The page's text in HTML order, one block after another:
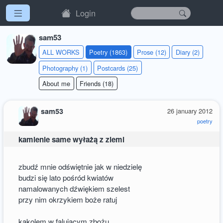
Login
sam53
ALL WORKS Poetry (1863) Prose (12)
Diary (2)
Photography (1)
Postcards (25)
About me
Friends (18)
26 january 2012
poetry
sam53
kamienie same wyłażą z ziemi
zbudź mnie odświętnie jak w niedzielę
budzi się lato pośród kwiatów
namalowanych dźwiękiem szelest
przy nim okrzykiem boże ratuj